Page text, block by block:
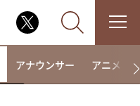
アナウンサー アニメ・